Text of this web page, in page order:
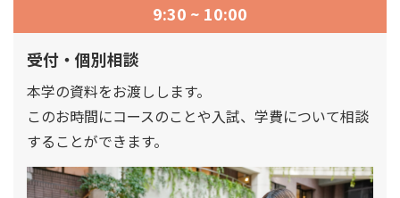
9:30 ~ 10:00
受付・個別相談
本学の資料をお渡しします。
このお時間にコースのことや入試、学費について相談
することができます。